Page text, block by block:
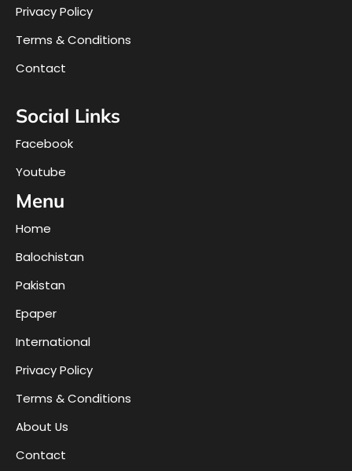
Privacy Policy
Terms & Conditions
Contact
Social Links
Facebook
Youtube
Menu
Home
Balochistan
Pakistan
Epaper
International
Privacy Policy
Terms & Conditions
About Us
Contact